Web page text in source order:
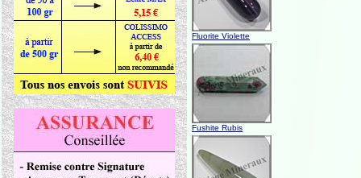
Fluorite Violette
Fushite Rubis